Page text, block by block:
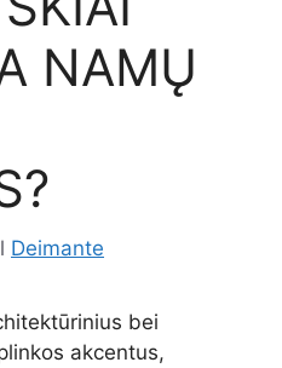
NAMŲ
Deimante
bei
akcentus,